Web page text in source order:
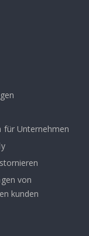
für Unternehmen
von
kunden